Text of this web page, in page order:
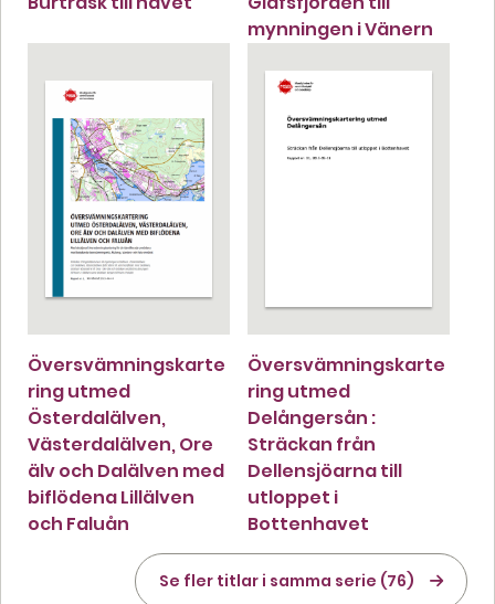
mynningen i Vänern
Översvämningskarte
ring utmed
Österdalälven,
Västerdalälven, Ore
älv och Dalälven med
biflödena Lillälven
och Faluån
Översvämningskarte
ring utmed
Delångersån :
Sträckan från
Dellensjöarna till
utloppet i
Bottenhavet
Se fler titlar i samma serie (76)